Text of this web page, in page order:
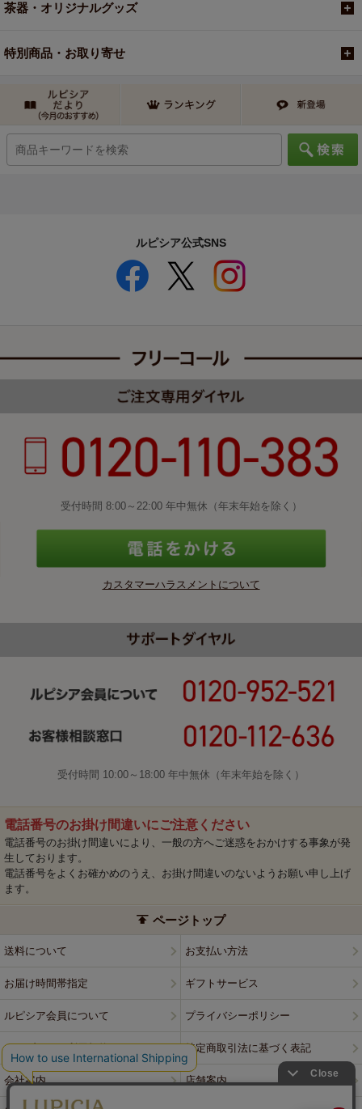
茶器・オリジナルグッズ
特別商品・お取り寄せ
ルピシア公式SNS
受付時間 8:00～22:00 年中無休（年末年始を除く）
カスタマーハラスメントについて
受付時間 10:00～18:00 年中無休（年末年始を除く）
電話番号のお掛け間違いにご注意ください
電話番号のお掛け間違いにより、一般の方へご迷惑をおかけする事象が発
生しております。
電話番号をよくお確かめのうえ、お掛け間違いのないようお願い申し上げ
ます。
ページトップ
送料について お支払い方法
お届け時間帯指定 ギフトサービス
ルピシア会員について プライバシーポリシー
ウェブサイト利用規約 特定商取引法に基づく表記
会社案内 店舗案内